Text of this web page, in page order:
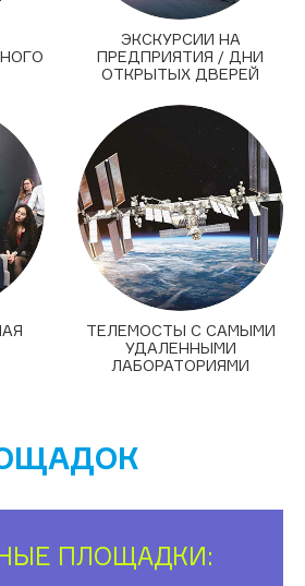
ЭКСКУРСИИ НА
ПРЕДПРИЯТИЯ / ДНИ
ОТКРЫТЫХ ДВЕРЕЙ
ТЕЛЕМОСТЫ С САМЫМИ
УДАЛЕННЫМИ
ЛАБОРАТОРИЯМИ
ПЛОЩАДКИ: